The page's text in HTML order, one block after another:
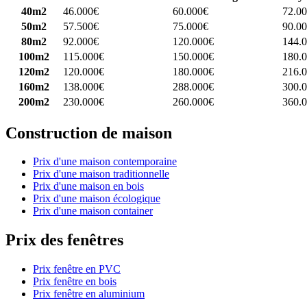
40m2
46.000€ 60.000€
50m2
57.500€ 75.000€
80m2
92.000€ 120.000€
100m2
115.000€ 150.000€
120m2
120.000€ 180.000€
160m2
138.000€ 288.000€
200m2
230.000€ 260.000€
Construction de maison
Prix d'une maison contemporaine
Prix d'une maison traditionnelle
Prix d'une maison en bois
Prix d'une maison écologique
Prix d'une maison container
Prix des fenêtres
Prix fenêtre en PVC
Prix fenêtre en bois
Prix fenêtre en aluminium